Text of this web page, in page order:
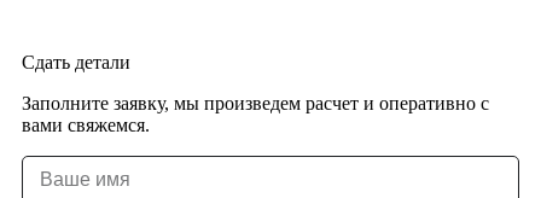
Сдать детали
Заполните заявку, мы произведем расчет и оперативно с
вами свяжемся.